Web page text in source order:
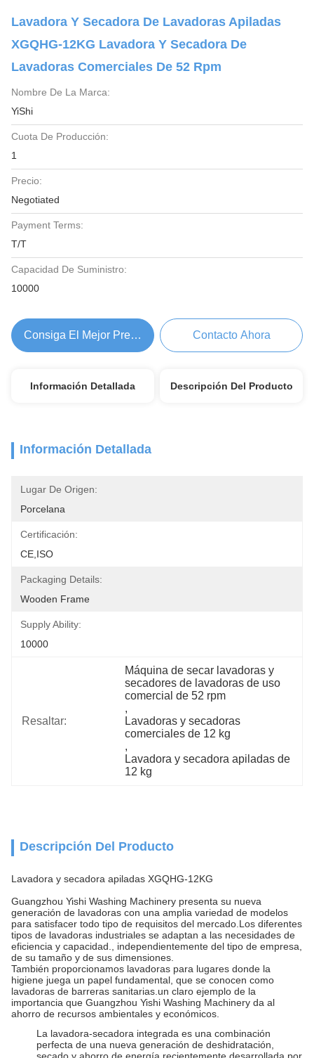
Lavadora Y Secadora De Lavadoras Apiladas
XGQHG-12KG Lavadora Y Secadora De
Lavadoras Comerciales De 52 Rpm
Nombre De La Marca:
YiShi
Cuota De Producción:
1
Precio:
Negotiated
Payment Terms:
T/T
Capacidad De Suministro:
10000
Consiga El Mejor Precio Contacto Ahora
Información Detallada Descripción Del Producto
Información Detallada
Lugar De Origen:
Porcelana
Certificación:
CE,ISO
Packaging Details:
Wooden Frame
Supply Ability:
10000
Resaltar:
Máquina de secar lavadoras y
secadores de lavadoras de uso
comercial de 52 rpm
,
Lavadoras y secadoras
comerciales de 12 kg
,
Lavadora y secadora apiladas de
12 kg
Descripción Del Producto
Lavadora y secadora apiladas XGQHG-12KG
Guangzhou Yishi Washing Machinery presenta su nueva
generación de lavadoras con una amplia variedad de modelos
para satisfacer todo tipo de requisitos del mercado.Los diferentes
tipos de lavadoras industriales se adaptan a las necesidades de
eficiencia y capacidad., independientemente del tipo de empresa,
de su tamaño y de sus dimensiones.
También proporcionamos lavadoras para lugares donde la
higiene juega un papel fundamental, que se conocen como
lavadoras de barreras sanitarias.un claro ejemplo de la
importancia que Guangzhou Yishi Washing Machinery da al
ahorro de recursos ambientales y económicos.
La lavadora-secadora integrada es una combinación
perfecta de una nueva generación de deshidratación,